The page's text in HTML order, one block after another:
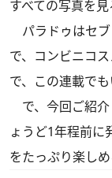
すべての写真を見
パラドゥはセ
で、コンビニコ
で、この連載で
で、今回ご紹介
ょうど1年程前に
をたっぷり楽し